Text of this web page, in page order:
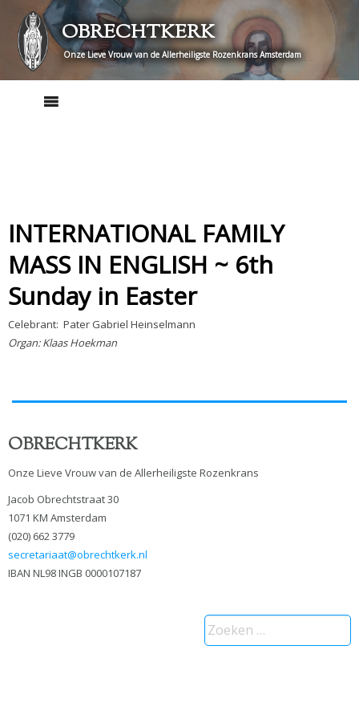
content
OBRECHTKERK
Onze Lieve Vrouw van de Allerheiligste Rozenkrans Amsterdam
INTERNATIONAL FAMILY
MASS IN ENGLISH ~ 6th
Sunday in Easter
Celebrant: Pater Gabriel Heinselmann
Organ: Klaas Hoekman
OBRECHTKERK
Onze Lieve Vrouw van de Allerheiligste Rozenkrans
Jacob Obrechtstraat 30
1071 KM Amsterdam
(020) 662 3779
secretariaat@obrechtkerk.nl
IBAN NL98 INGB 0000107187
Zoeken
naar: